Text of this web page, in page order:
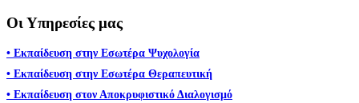
Οι Υπηρεσίες μας
• Εκπαίδευση στην Εσωτέρα Ψυχολογία
• Εκπαίδευση στην Εσωτέρα Θεραπευτική
• Εκπαίδευση στον Αποκρυφιστικό Διαλογισμό